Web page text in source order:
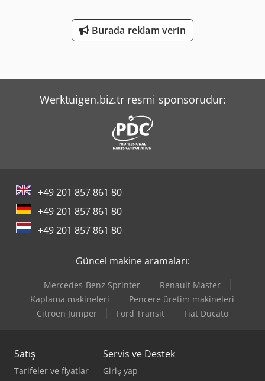
Burada reklam verin
Werktuigen.biz.tr resmi sponsorudur:
+49 201 857 861 80
+49 201 857 861 80
+49 201 857 861 80
Güncel makine aramaları:
Mercedes-Benz Sprinter
Renault Master
Kaplama makineleri
Pencere üretim makineleri
Citroen Jumper
Ford Transit Fiat Ducato
Satış
Tarifeler ve fiyatlar
Servis ve Destek
Giriş yap